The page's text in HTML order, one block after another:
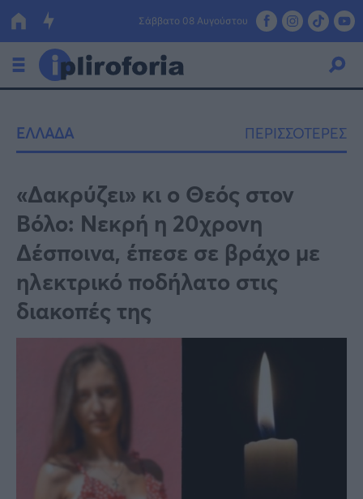
Σάββατο 08 Αυγούστου
Οικονομία
Πολιτική
Τράπεζες
Επιδοτήσεις
ΕΣΠΑ
Κόσμος
Lifestyle
Αθλητικά
Υγεία
Γυναίκα
ΕΛΛΑΔΑ ΠΕΡΙΣΣΟΤΕΡΕΣ
«Δακρύζει» κι ο Θεός στον
Βόλο: Νεκρή η 20χρονη
Δέσποινα, έπεσε σε βράχο με
ηλεκτρικό ποδήλατο στις
διακοπές της